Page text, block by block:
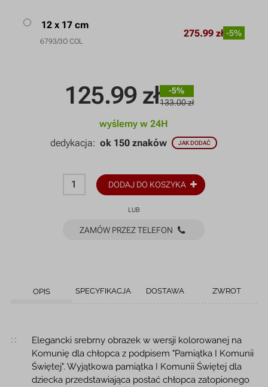
125.99 zł
-5%
133.00 zł
wyślemy w 24H
dedykacja:ok 150 znaków JAK DODAĆ
DODAJ DO KOSZYKA
LUB
ZAMÓW PRZEZ TELEFON
12 x 17 cm
6793/3O COL
275.99 zł -5%
OPIS SPECYFIKACJA DOSTAWA ZWROT
Opis produktu
Elegancki srebrny obrazek w wersji kolorowanej na
Komunię dla chłopca z podpisem "Pamiątka I Komunii
Świętej". Wyjątkowa pamiątka I Komunii Świętej dla
dziecka przedstawiająca postać chłopca zatopionego